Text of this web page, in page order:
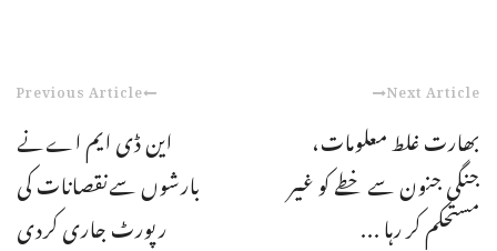
Previous Article
این ڈی ایم اےنے
بارشوں سےنقصانات کی
رپورٹ جاری کردی
Next Article
بھارت غلط معلومات،
جنگی جنون سے خطے کو غیر
مستحکم کر رہا ...